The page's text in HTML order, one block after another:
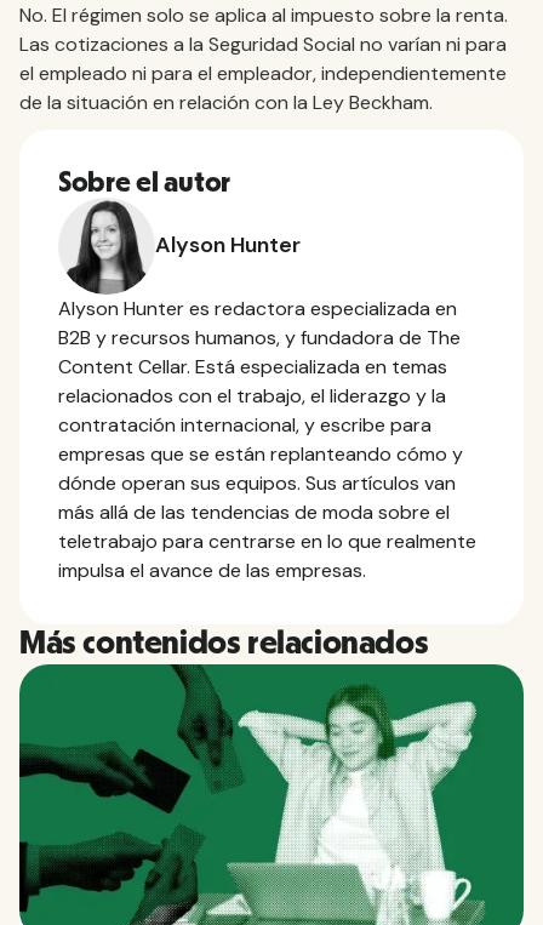
No. El régimen solo se aplica al impuesto sobre la renta.
Las cotizaciones a la Seguridad Social no varían ni para
el empleado ni para el empleador, independientemente
de la situación en relación con la Ley Beckham.
Sobre el autor
Alyson Hunter
Alyson Hunter es redactora especializada en
B2B y recursos humanos, y fundadora de The
Content Cellar. Está especializada en temas
relacionados con el trabajo, el liderazgo y la
contratación internacional, y escribe para
empresas que se están replanteando cómo y
dónde operan sus equipos. Sus artículos van
más allá de las tendencias de moda sobre el
teletrabajo para centrarse en lo que realmente
impulsa el avance de las empresas.
Más contenidos relacionados